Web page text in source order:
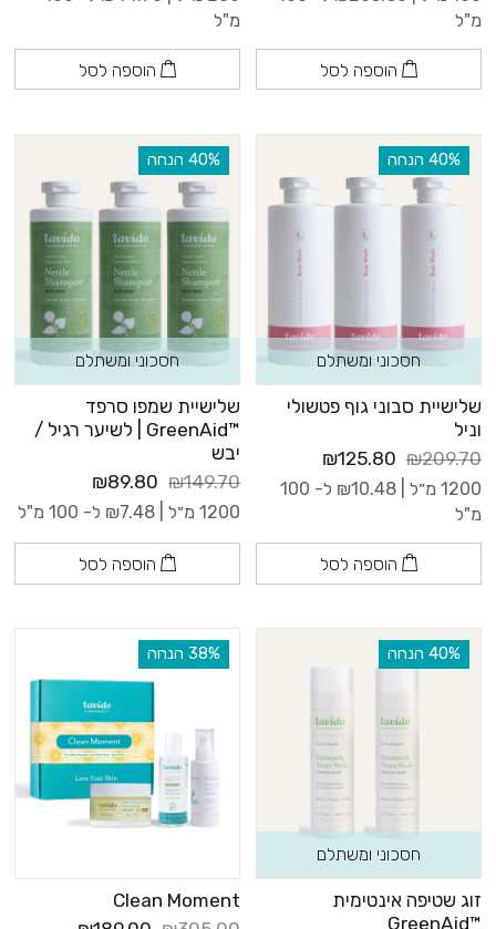
מ"ל
הוספה לסל
מ"ל
הוספה לסל
‫40% הנחה
חסכוני ומשתלם
שלישיית סבוני גוף פטשולי
וניל
₪209.70
₪125.80
1200 מ״ל | ₪10.48
ל- 100
מ"ל
הוספה לסל
‫40% הנחה
חסכוני ומשתלם
שלישיית שמפו סרפד
™GreenAid | לשיער רגיל /
יבש
₪149.70
₪89.80
1200 מ״ל | ₪7.48 ל- 100 מ"ל
הוספה לסל
‫40% הנחה
חסכוני ומשתלם
זוג שטיפה אינטימית
™GreenAid
‫38% הנחה
Clean Moment